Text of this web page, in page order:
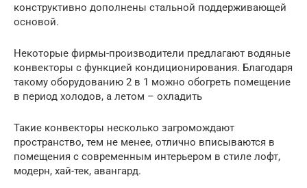
конструктивно дополнены стальной поддерживающей
основой.
Некоторые фирмы-производители предлагают водяные
конвекторы с функцией кондиционирования. Благодаря
такому оборудованию 2 в 1 можно обогреть помещение
в период холодов, а летом – охладить
Такие конвекторы несколько загромождают
пространство, тем не менее, отлично вписываются в
помещения с современным интерьером в стиле лофт,
модерн, хай-тек, авангард.